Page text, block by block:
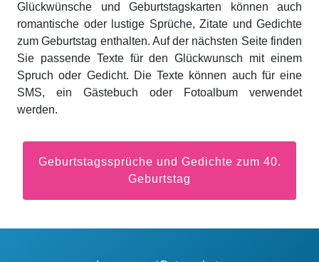
Glückwünsche und Geburtstagskarten können auch
romantische oder lustige Sprüche, Zitate und Gedichte
zum Geburtstag enthalten. Auf der nächsten Seite finden
Sie passende Texte für den Glückwunsch mit einem
Spruch oder Gedicht. Die Texte können auch für eine
SMS, ein Gästebuch oder Fotoalbum verwendet
werden.
Geburtstagssprüche und Gedichte zum 40.
Geburtstag